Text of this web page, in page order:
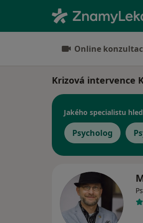
Online
Krizová intervence
Jakého specialistu
Psycholog